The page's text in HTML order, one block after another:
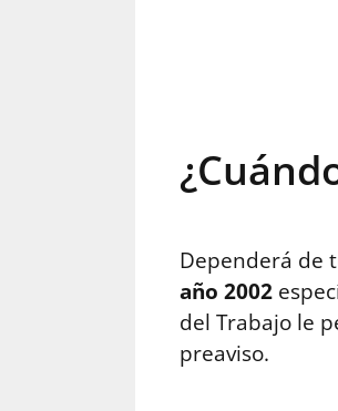
Dependerá de
año 2002
del Trabajo le
preaviso.